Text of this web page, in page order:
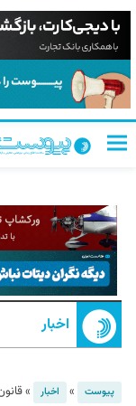
اخبار
پیوست » اخبار »